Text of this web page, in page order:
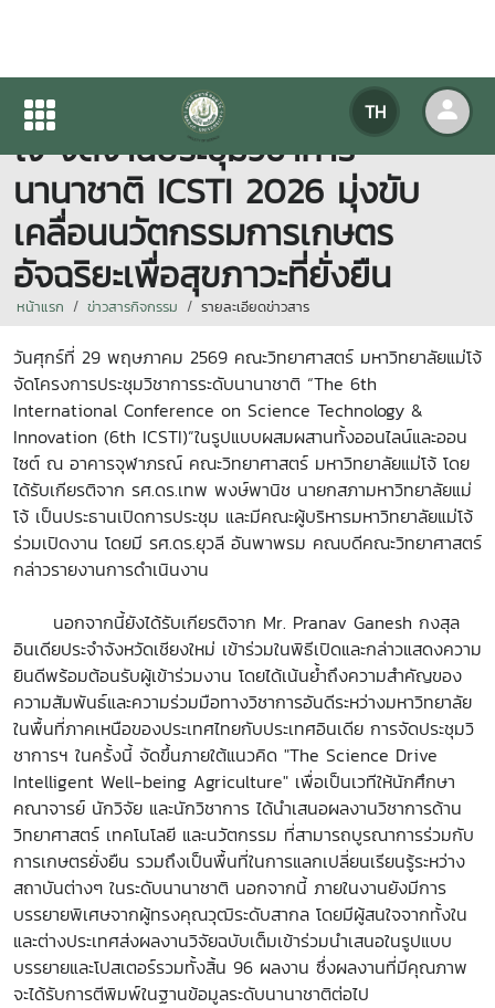
TH
คณะวิทยาศาสตร์ มหาวิทยาลัยแม่
โจ้ จัดงานประชุมวิชาการ
นานาชาติ ICSTI 2026 มุ่งขับ
เคลื่อนนวัตกรรมการเกษตร
อัจฉริยะเพื่อสุขภาวะที่ยั่งยืน
หน้าแรก ข่าวสารกิจกรรม รายละเอียดข่าวสาร
วันศุกร์ที่ 29 พฤษภาคม 2569 คณะวิทยาศาสตร์ มหาวิทยาลัยแม่โจ้
จัดโครงการประชุมวิชาการระดับนานาชาติ “The 6th
International Conference on Science Technology &
Innovation (6th ICSTI)”ในรูปแบบผสมผสานทั้งออนไลน์และออน
ไซต์ ณ อาคารจุฬาภรณ์ คณะวิทยาศาสตร์ มหาวิทยาลัยแม่โจ้ โดย
ได้รับเกียรติจาก รศ.ดร.เทพ พงษ์พานิช นายกสภามหาวิทยาลัยแม่
โจ้ เป็นประธานเปิดการประชุม และมีคณะผู้บริหารมหาวิทยาลัยแม่โจ้
ร่วมเปิดงาน โดยมี รศ.ดร.ยุวลี อันพาพรม คณบดีคณะวิทยาศาสตร์
กล่าวรายงานการดำเนินงาน
นอกจากนี้ยังได้รับเกียรติจาก Mr. Pranav Ganesh กงสุล
อินเดียประจำจังหวัดเชียงใหม่ เข้าร่วมในพิธีเปิดและกล่าวแสดงความ
ยินดีพร้อมต้อนรับผู้เข้าร่วมงาน โดยได้เน้นย้ำถึงความสำคัญของ
ความสัมพันธ์และความร่วมมือทางวิชาการอันดีระหว่างมหาวิทยาลัย
ในพื้นที่ภาคเหนือของประเทศไทยกับประเทศอินเดีย การจัดประชุมวิ
ชาการฯ ในครั้งนี้ จัดขึ้นภายใต้แนวคิด "The Science Drive
Intelligent Well-being Agriculture" เพื่อเป็นเวทีให้นักศึกษา
คณาจารย์ นักวิจัย และนักวิชาการ ได้นำเสนอผลงานวิชาการด้าน
วิทยาศาสตร์ เทคโนโลยี และนวัตกรรม ที่สามารถบูรณาการร่วมกับ
การเกษตรยั่งยืน รวมถึงเป็นพื้นที่ในการแลกเปลี่ยนเรียนรู้ระหว่าง
สถาบันต่างๆ ในระดับนานาชาติ นอกจากนี้ ภายในงานยังมีการ
บรรยายพิเศษจากผู้ทรงคุณวุฒิระดับสากล โดยมีผู้สนใจจากทั้งใน
และต่างประเทศส่งผลงานวิจัยฉบับเต็มเข้าร่วมนำเสนอในรูปแบบ
บรรยายและโปสเตอร์รวมทั้งสิ้น 96 ผลงาน ซึ่งผลงานที่มีคุณภาพ
จะได้รับการตีพิมพ์ในฐานข้อมูลระดับนานาชาติต่อไป